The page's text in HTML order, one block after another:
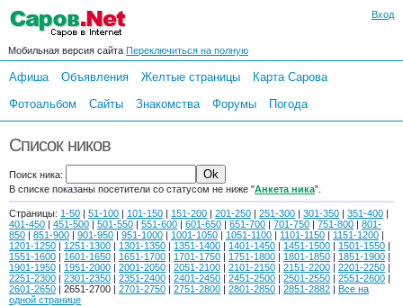
Вход
Мобильная версия сайта Переключиться на полную
Афиша Объявления Желтые страницы
Карта Сарова
Фотоальбом
Сайты Знакомства Форумы Погода
Список ников
Поиск ника:
В списке показаны посетители со статусом не ниже "Анкета ника".
Страницы: 1-50 | 51-100 | 101-150 | 151-200 | 201-250 | 251-300 | 301-350 | 351-400 |
401-450 | 451-500 | 501-550 | 551-600 | 601-650 | 651-700 | 701-750 | 751-800 | 801-
850 | 851-900 | 901-950 | 951-1000 | 1001-1050 | 1051-1100 | 1101-1150 | 1151-1200 |
1201-1250 | 1251-1300 | 1301-1350 | 1351-1400 | 1401-1450 | 1451-1500 | 1501-1550 |
1551-1600 | 1601-1650 | 1651-1700 | 1701-1750 | 1751-1800 | 1801-1850 | 1851-1900 |
1901-1950 | 1951-2000 | 2001-2050 | 2051-2100 | 2101-2150 | 2151-2200 | 2201-2250 |
2251-2300 | 2301-2350 | 2351-2400 | 2401-2450 | 2451-2500 | 2501-2550 | 2551-2600 |
2601-2650 | 2651-2700 | 2701-2750 | 2751-2800 | 2801-2850 | 2851-2882 | Все на
одной странице